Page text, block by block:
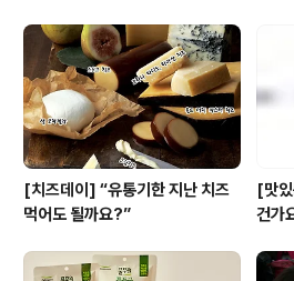
[치즈데이] “유통기한 지난 치즈
먹어도 될까요?”
[맛
건가